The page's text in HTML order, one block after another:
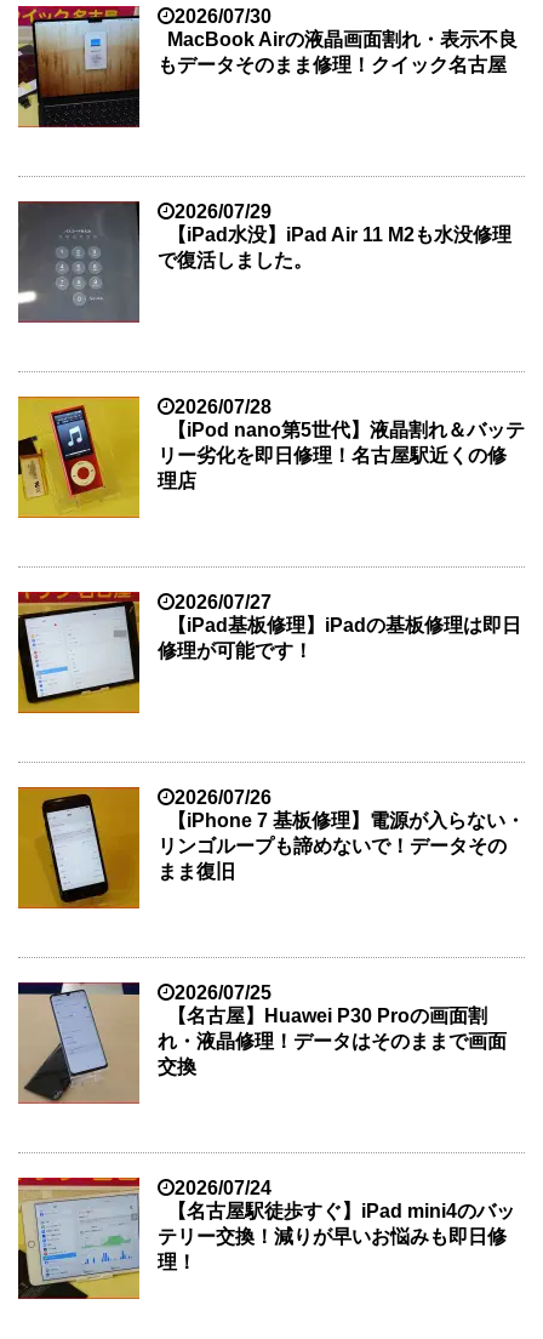
2026/07/30
MacBook Airの液晶画面割れ・表示不良
もデータそのまま修理！クイック名古屋
2026/07/29
【iPad水没】iPad Air 11 M2も水没修理
で復活しました。
2026/07/28
【iPod nano第5世代】液晶割れ＆バッテ
リー劣化を即日修理！名古屋駅近くの修
理店
2026/07/27
【iPad基板修理】iPadの基板修理は即日
修理が可能です！
2026/07/26
【iPhone 7 基板修理】電源が入らない・
リンゴループも諦めないで！データその
まま復旧
2026/07/25
【名古屋】Huawei P30 Proの画面割
れ・液晶修理！データはそのままで画面
交換
2026/07/24
【名古屋駅徒歩すぐ】iPad mini4のバッ
テリー交換！減りが早いお悩みも即日修
理！